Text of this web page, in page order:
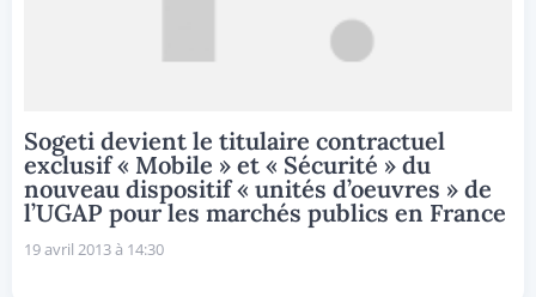
Sogeti devient le titulaire contractuel
exclusif « Mobile » et « Sécurité » du
nouveau dispositif « unités d’oeuvres » de
l’UGAP pour les marchés publics en France
19 avril 2013 à 14:30